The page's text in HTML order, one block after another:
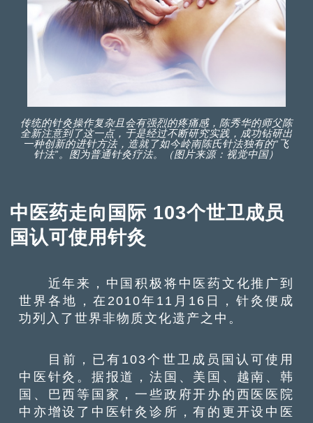
传统的针灸操作复杂且会有强烈的疼痛感，陈秀华的师父陈
全新注意到了这一点，于是经过不断研究实践，成功钻研出
一种创新的进针方法，造就了如今岭南陈氏针法独有的“飞
针法”。图为普通针灸疗法。（图片来源：视觉中国）
中医药走向国际 103个世卫成员
国认可使用针灸
近年来，中国积极将中医药文化推广到
世界各地，在2010年11月16日，针灸便成
功列入了世界非物质文化遗产之中。
目前，已有103个世卫成员国认可使用
中医针灸。据报道，法国、美国、越南、韩
国、巴西等国家，一些政府开办的西医医院
中亦增设了中医针灸诊所，有的更开设中医